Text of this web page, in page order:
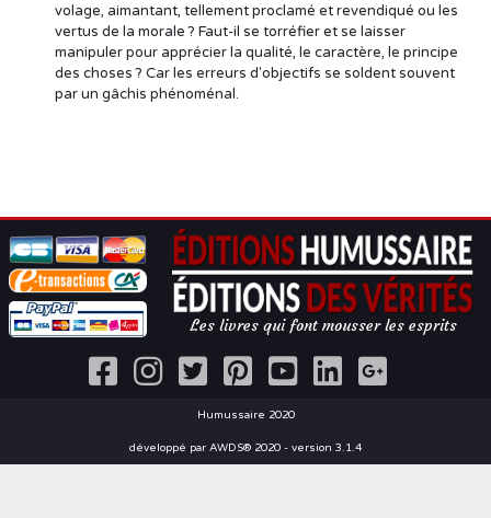
volage, aimantant, tellement proclamé et revendiqué ou les
vertus de la morale ? Faut-il se torréfier et se laisser
manipuler pour apprécier la qualité, le caractère, le principe
des choses ? Car les erreurs d'objectifs se soldent souvent
par un gâchis phénoménal.
Les livres qui font mousser les esprits
Humussaire 2020
développé par AWDS® 2020 - version 3.1.4